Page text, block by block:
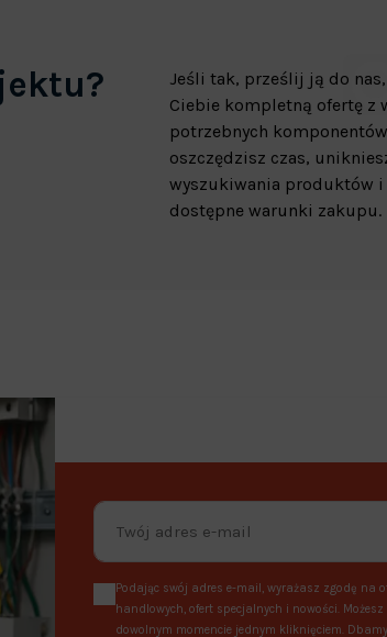
Jeśli tak, prześlij ją do
Ciebie kompletną ofertę z
potrzebnych
oszczędzisz czas,
wyszukiwania produktów i
dostępne warunki zakupu.
Podając swój adres e-mail, wyrażasz zgodę na
handlowych, ofert specjalnych i nowości.
dowolnym momencie jednym kliknięciem.